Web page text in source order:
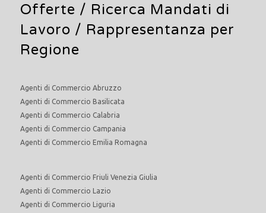
Offerte / Ricerca Mandati di
Lavoro / Rappresentanza per
Regione
Agenti di Commercio Abruzzo
Agenti di Commercio Basilicata
Agenti di Commercio Calabria
Agenti di Commercio Campania
Agenti di Commercio Emilia Romagna
Agenti di Commercio Friuli Venezia Giulia
Agenti di Commercio Lazio
Agenti di Commercio Liguria